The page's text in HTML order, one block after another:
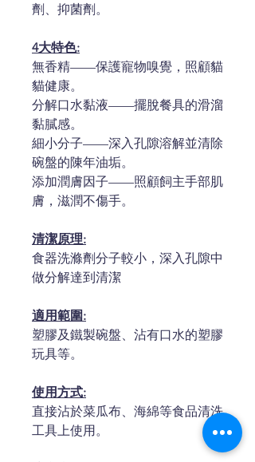
劑、抑菌劑。
4大特色:
無香精——保護寵物嗅覺，照顧貓
貓健康。
分解口水黏液——擺脫餐具的滑溜
黏膩感。
細小分子——深入孔隙溶解並清除
碗盤的陳年油垢。
添加潤膚因子——照顧飼主手部肌
膚，滋潤不傷手。
清潔原理:
食器洗滌劑分子較小，深入孔隙中
做分解達到清潔
適用範圍:
塑膠及鐵製碗盤、沾有口水的塑膠
玩具等。
使用方式:
直接沾於菜瓜布、海綿等食品清洗
工具上使用。